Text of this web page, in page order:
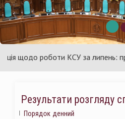
щодо роботи КСУ за липень:
Результати розгляду
Порядок денний